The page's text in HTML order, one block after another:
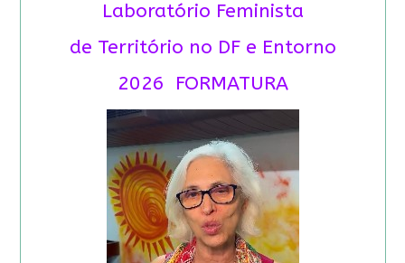
Laboratório Feminista
de Território no DF e Entorno
2026 FORMATURA